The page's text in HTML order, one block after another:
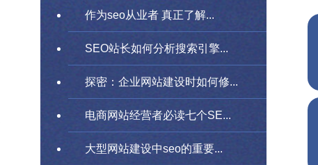
作为seo从业者 真正了解...
SEO站长如何分析搜索引擎...
探密：企业网站建设时如何修...
电商网站经营者必读七个SE...
大型网站建设中seo的重要...